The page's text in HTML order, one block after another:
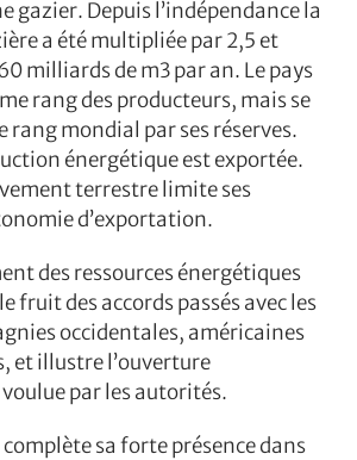
gazier. Depuis l’indépendance la
a été multipliée par 2,5 et
milliards de m3 par an. Le pays
rang des producteurs, mais se
rang mondial par ses réserves.
énergétique est exportée.
terrestre limite ses
d’exportation.
des ressources énergétiques
fruit des accords passés avec les
occidentales, américaines
et illustre l’ouverture
par les autorités.
sa forte présence dans